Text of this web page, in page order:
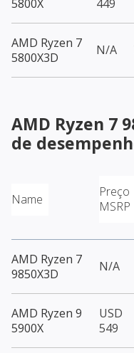
5800X
449
AMD Ryzen 7
5800X3D
N/A
AMD Ryzen 7
de
Name
Preço
MSRP
AMD Ryzen 7
9850X3D
N/A
AMD Ryzen 9
5900X
USD
549